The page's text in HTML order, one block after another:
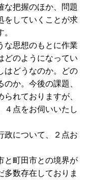
な把握のほか、問題
をしていくことが求
思想のもとに作業
どのようになってい
はどうなのか。どの
か。今後の課題、
れておりますが、
４点をお伺いいたし
について、２点お
と町田市との境界が
数存在しておりま